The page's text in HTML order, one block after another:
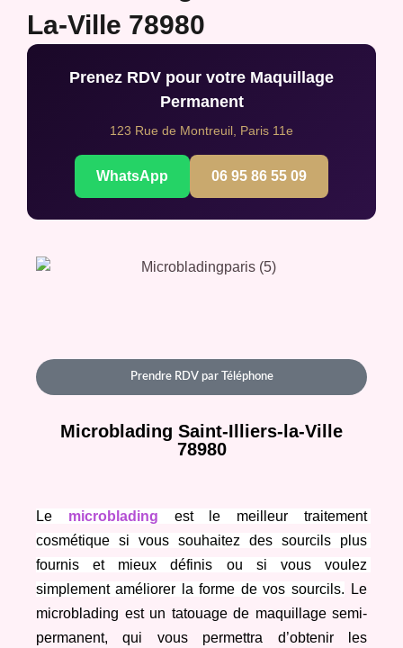
La-Ville 78980
Prenez RDV pour votre Maquillage
Permanent
123 Rue de Montreuil, Paris 11e
WhatsApp 06 95 86 55 09
Prendre RDV par Téléphone
Microblading Saint-Illiers-la-Ville
78980
Le microblading est le meilleur traitement
cosmétique si vous souhaitez des sourcils plus
fournis et mieux définis ou si vous voulez
simplement améliorer la forme de vos sourcils.
Le
microblading est un tatouage de maquillage semi-
permanent, qui vous permettra d’obtenir les